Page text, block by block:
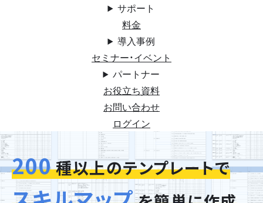
サポート
料金
導入事例
セミナー・イベント
パートナー
お役立ち資料
お問い合わせ
ログイン
200
今お使いの評価シートを